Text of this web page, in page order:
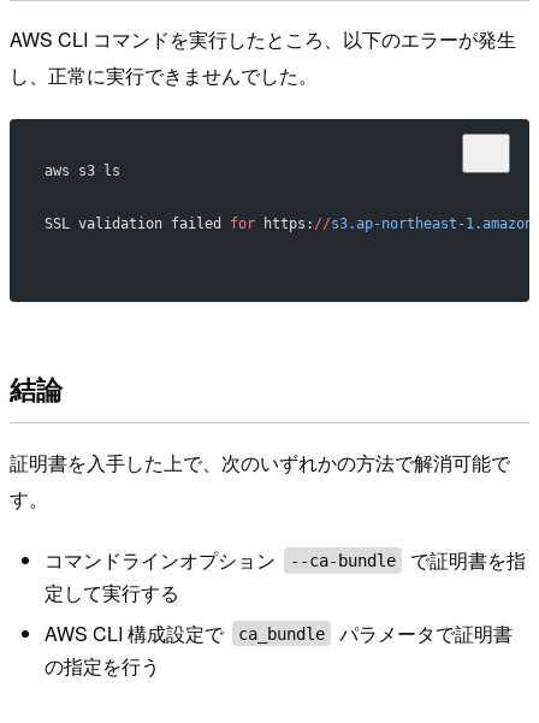
AWS CLI コマンドを実行したところ、以下のエラーが発生
し、正常に実行できませんでした。
aws s3 ls
SSL validation failed for https: //s3.ap-northeast-
結論
証明書を入手した上で、次のいずれかの方法で解消可能で
す。
コマンドラインオプション --ca-bundle
で証明書を指
定して実行する
AWS CLI 構成設定で
ca_bundle
パラメータで証明書
の指定を行う